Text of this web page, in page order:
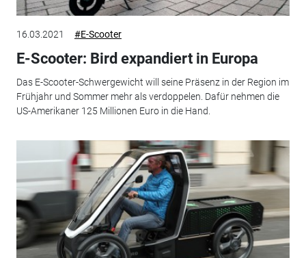
16.03.2021 #E-Scooter
E-Scooter: Bird expandiert in Europa
Das E-Scooter-Schwergewicht will seine Präsenz in der Region im
Frühjahr und Sommer mehr als verdoppelen. Dafür nehmen die
US-Amerikaner 125 Millionen Euro in die Hand.